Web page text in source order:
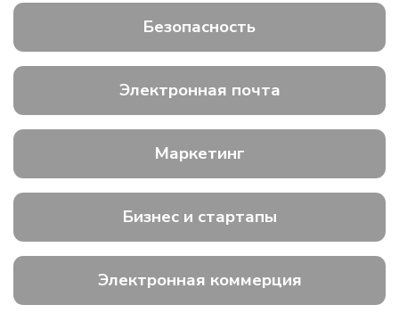
Безопасность
Электронная почта
Маркетинг
Бизнес и стартапы
Электронная коммерция